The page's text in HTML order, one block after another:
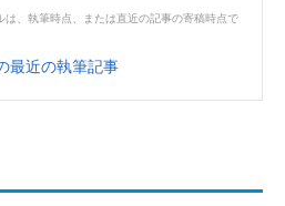
は、執筆時点、または直近の記事の寄稿時点で
最近の執筆記事